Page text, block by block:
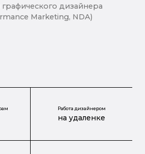
дизайнера
Marketing, NDA)
Работа дизайнером
на удаленке